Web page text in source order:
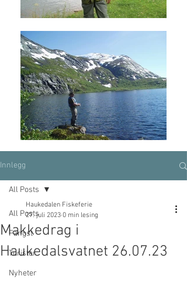
Innlegg
All Posts
Fangst
Turister
Nyheter
All Posts
Makkedrag i
Haukedalsvatnet 26.07.23
Haukedalen Fiskeferie
27. juli 2023 0 min lesing